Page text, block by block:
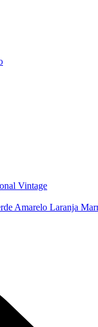
Vintage
Amarelo Laranja